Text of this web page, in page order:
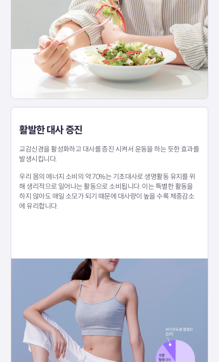
활발한 대사 증진
교감신경을 활성화하고 대사를 증진 시켜서 운동을 하는 듯한 효과를
발생시킵니다.
우리 몸의 에너지 소비의 약 70%는 기초대사로 생명활동 유지를 위
해 생리적으로 일어나는 활동으로 소비됩니다. 이는 특별한 활동을
하지 않아도 매일 소모가 되기 때문에 대사량이 높을 수록 체중감소
에 유리합니다.